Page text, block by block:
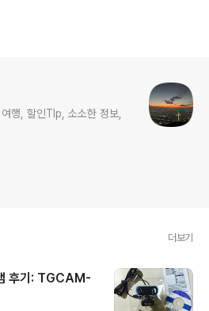
행, 할인TIp, 소소한 정보,
더보기
후기: TGCAM-